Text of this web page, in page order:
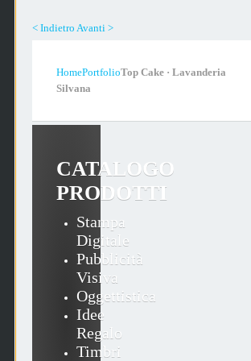
< Indietro Avanti >
HomePortfolioTop Cake · Lavanderia
Silvana
CATALOGO
PRODOTTI
Stampa
Digitale
Pubblicità
Visiva
Oggettistica
Idee
Regalo
Timbri